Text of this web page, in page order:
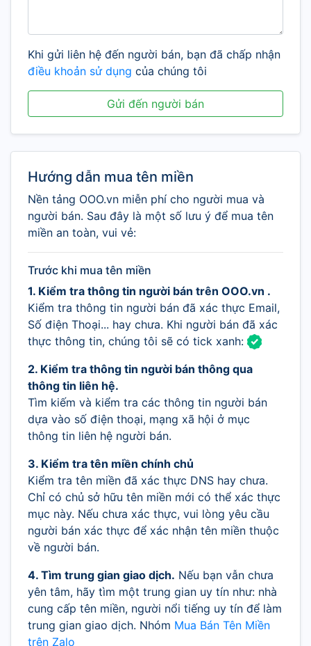
Khi gửi liên hệ đến người bán, bạn đã chấp nhận
điều khoản sử dụng của chúng tôi
Gửi đến người bán
Hướng dẫn mua tên miền
Nền tảng OOO.vn miễn phí cho người mua và
người bán. Sau đây là một số lưu ý để mua tên
miền an toàn, vui vẻ:
Trước khi mua tên miền
1. Kiểm tra thông tin người bán trên OOO.vn .
Kiểm tra thông tin người bán đã xác thực Email,
Số điện Thoại... hay chưa. Khi người bán đã xác
thực thông tin, chúng tôi sẽ có tick xanh:
2. Kiểm tra thông tin người bán thông qua
thông tin liên hệ.
Tìm kiếm và kiểm tra các thông tin người bán
dựa vào số điện thoại, mạng xã hội ở mục
thông tin liên hệ người bán.
3. Kiểm tra tên miền chính chủ
Kiểm tra tên miền đã xác thực DNS hay chưa.
Chỉ có chủ sở hữu tên miền mới có thể xác thực
mục này. Nếu chưa xác thực, vui lòng yêu cầu
người bán xác thực để xác nhận tên miền thuộc
về người bán.
4. Tìm trung gian giao dịch. Nếu bạn vẫn chưa
yên tâm, hãy tìm một trung gian uy tín như: nhà
cung cấp tên miền, người nổi tiếng uy tín để làm
trung gian giao dịch. Nhóm Mua Bán Tên Miền
trên Zalo